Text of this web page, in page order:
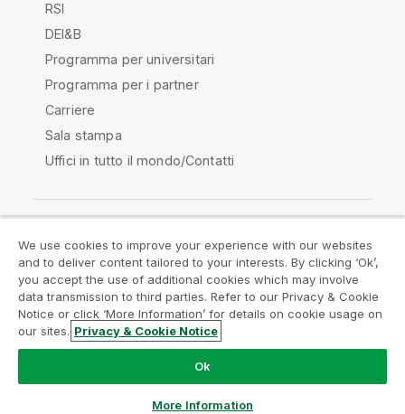
RSI
DEI&B
Programma per universitari
Programma per i partner
Carriere
Sala stampa
Uffici in tutto il mondo/Contatti
Qlik Community
Contratti
Termini del prodotto
Legal Policies
Note Legali
Termini di utilizzo
Marchi
Do Not Share My Info
Copyright © 1993-2026 QlikTech International AB. Tutti i
We use cookies to improve your experience with our websites
and to deliver content tailored to your interests. By clicking ‘Ok’,
you accept the use of additional cookies which may involve
data transmission to third parties. Refer to our Privacy & Cookie
Notice or click ‘More Information’ for details on cookie usage on
our sites. Privacy & Cookie Notice
Ok
More Information